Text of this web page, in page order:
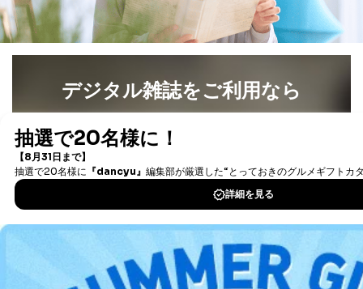
デジタル雑誌をご利用なら
書籍）が無料で読み放題！
DOWNLOAD FOR IOS
DOWNLOAD FOR ANDROID